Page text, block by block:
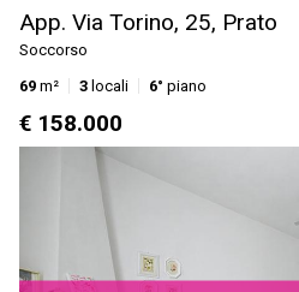
App. Via Torino, 25, Prato
Soccorso
69 m² 3 locali 6° piano
€ 158.000